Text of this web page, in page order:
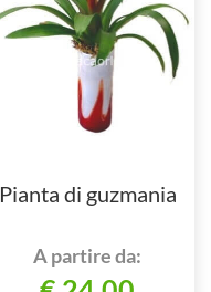
Pianta di guzmania
A partire da: